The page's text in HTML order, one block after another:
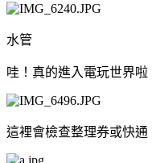
水管
哇！真的進入電玩世界啦
這裡會檢查整理券或快通